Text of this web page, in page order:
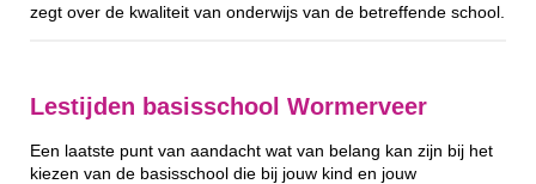
zegt over de kwaliteit van onderwijs van de betreffende school.
Lestijden basisschool Wormerveer
Een laatste punt van aandacht wat van belang kan zijn bij het
kiezen van de basisschool die bij jouw kind en jouw